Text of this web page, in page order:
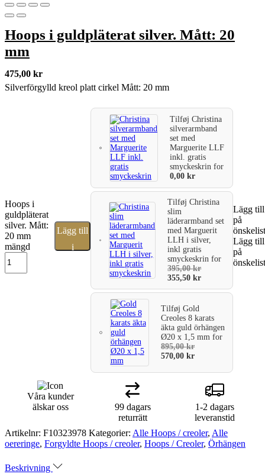
Hoops i guldpläterat silver. Mått: 20
mm
475,00 kr
Silverförgylld kreol platt cirkel Mått: 20 mm
Hoops i
guldpläterat
silver. Mått:
20 mm
mängd
Lägg till
i
TilføjChristina
silverarmband
set med
Marguerite LLF
inkl. gratis
smyckeskrinfor
0,00kr
TilføjChristina
slim
läderarmband set
med Marguerit
LLH i silver,
inkl gratis
smyckeskrinfor
395,00kr
355,50kr
TilføjGold
Creoles 8 karats
äkta guld örhängen
Ø20 x 1,5 mmfor
895,00kr
570,00kr
Lägg till
på
Lägg till
på
Våra kunder
älskar oss
99 dagars
returrätt
1-2 dagars
leveranstid
Artikelnr: F10323978 Kategorier: Alle Hoops / creoler, Alle
oereringe, Forgyldte Hoops / creoler, Hoops / Creoler, Örhängen
Beskrivning